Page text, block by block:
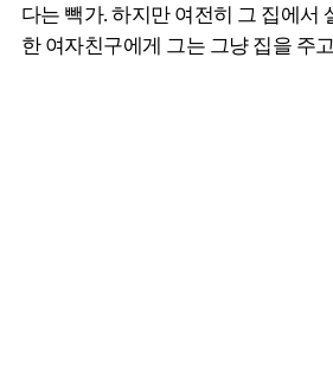
다는 빽가. 하지만 여전히 그 집에서
한 여자친구에게 그는 그냥 집을 주